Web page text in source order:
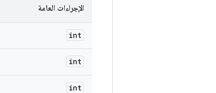
الإجراءات العامة
int
int
int